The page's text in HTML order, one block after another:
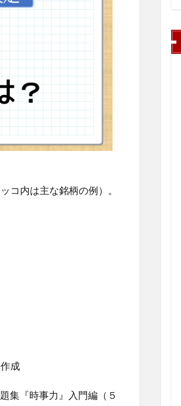
コ内は主な銘柄の例）。
成
『時事力』入門編（５